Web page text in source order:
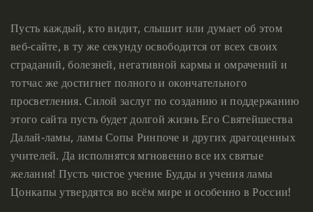
Пусть каждый, кто видит, слышит или думает об этом
веб-сайте, в ту же секунду освободится от всех своих
страданий, болезней, негативной кармы и омрачений и
тотчас же достигнет полного и окончательного
просветления. Силой заслуг по созданию и поддержанию
этого сайта пусть будет долгой жизнь Его Святейшества
Далай-ламы, ламы Сопы Ринпоче и других драгоценных
учителей. Да исполнятся мгновенно все их святые
желания! Пусть чистое учение Будды и учения ламы
Цонкапы утвердятся во всём мире и особенно в России!